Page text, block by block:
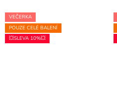
VEČERKA
POUZE CELÉ BALENÍ
💥SLEVA 10%💥